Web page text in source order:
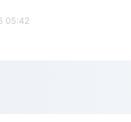
05:42